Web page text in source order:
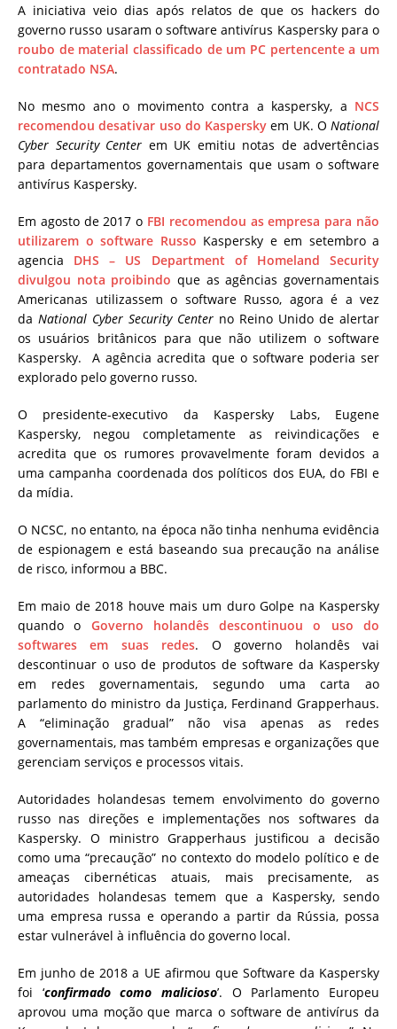
A iniciativa veio dias após relatos de que os hackers do
governo russo usaram o software antivírus Kaspersky para o
roubo de material classificado de um PC pertencente a um
contratado NSA.
No mesmo ano o movimento contra a kaspersky, a NCS
recomendou desativar uso do Kaspersky em UK. O National
Cyber ​​Security Center em UK emitiu notas de advertências
para departamentos governamentais que usam o software
antivírus Kaspersky.
Em agosto de 2017 o FBI recomendou as empresa para não
utilizarem o software Russo Kaspersky e em setembro a
agencia DHS – US Department of Homeland Security
divulgou nota proibindo que as agências governamentais
Americanas utilizassem o software Russo, agora é a vez
da National Cyber ​​Security Center no Reino Unido de alertar
os usuários britânicos para que não utilizem o software
Kaspersky. A agência acredita que o software poderia ser
explorado pelo governo russo.
O presidente-executivo da Kaspersky Labs, Eugene
Kaspersky, negou completamente as reivindicações e
acredita que os rumores provavelmente foram devidos a
uma campanha coordenada dos políticos dos EUA, do FBI e
da mídia.
O NCSC, no entanto, na época não tinha nenhuma evidência
de espionagem e está baseando sua precaução na análise
de risco, informou a BBC.
Em maio de 2018 houve mais um duro Golpe na Kaspersky
quando o Governo holandês descontinuou o uso do
softwares em suas redes. O governo holandês vai
descontinuar o uso de produtos de software da Kaspersky
em redes governamentais, segundo uma carta ao
parlamento do ministro da Justiça, Ferdinand Grapperhaus.
A “eliminação gradual” não visa apenas as redes
governamentais, mas também empresas e organizações que
gerenciam serviços e processos vitais.
Autoridades holandesas temem envolvimento do governo
russo nas direções e implementações nos softwares da
Kaspersky. O ministro Grapperhaus justificou a decisão
como uma “precaução” no contexto do modelo político e de
ameaças cibernéticas atuais, mais precisamente, as
autoridades holandesas temem que a Kaspersky, sendo
uma empresa russa e operando a partir da Rússia, possa
estar vulnerável à influência do governo local.
Em junho de 2018 a UE afirmou que Software da Kaspersky
foi ‘confirmado como malicioso’. O Parlamento Europeu
aprovou uma moção que marca o software de antivírus da